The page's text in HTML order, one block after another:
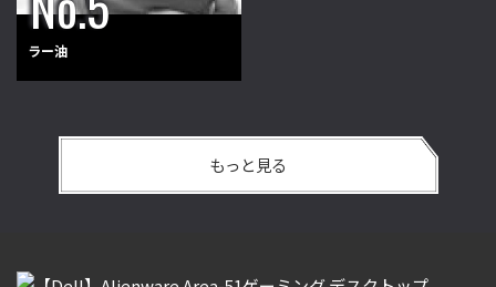
ラー油
もっと見る